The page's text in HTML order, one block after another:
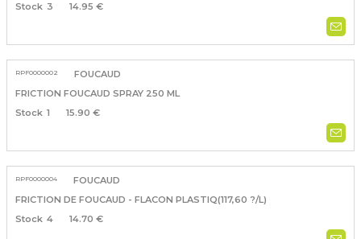
3
14.95 €
RPF0000002
FOUCAUD
FRICTION FOUCAUD SPRAY 250 ML
1
15.90 €
RPF0000004
FOUCAUD
FRICTION DE FOUCAUD - FLACON PLASTIQ(117,60 ?/L)
4
14.70 €